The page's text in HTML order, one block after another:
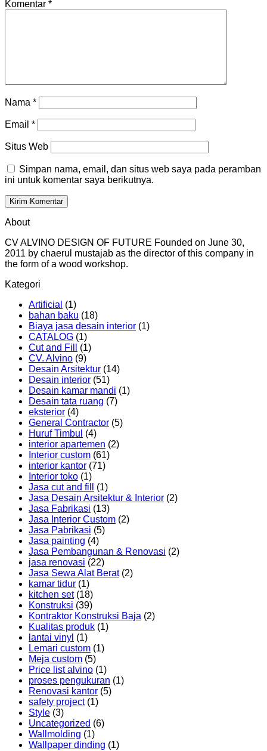
Komentar *
Nama *
Email *
Situs Web
Simpan nama, email, dan situs web saya pada peramban
ini untuk komentar saya berikutnya.
About
CV ALVINO DESIGN OF FUTURE Founded on June 30,
2011 by chaerul mustajab as the director of this company in
the form of a wood workshop.
Kategori
Artificial (1)
bahan baku (18)
Biaya jasa desain interior (1)
CATALOG (1)
Cut and Fill
(1)
CV. Alvino (9)
Desain Arsitektur (14)
Desain interior (51)
Desain kamar mandi (1)
Desain tata ruang (7)
eksterior (4)
General Contractor (5)
Huruf Timbul (4)
interior apartemen (2)
Interior custom (61)
interior kantor (71)
Interior toko (1)
Jasa cut and fill
(1)
Jasa Desain Arsitektur & Interior (2)
Jasa Fabrikasi (13)
Jasa Interior Custom (2)
Jasa Pabrikasi (5)
Jasa painting (4)
Jasa Pembangunan & Renovasi (2)
jasa renovasi (22)
Jasa Sewa Alat Berat(2)
kamar tidur (1)
kitchen set(18)
Konstruksi (39)
Kontraktor Konstruksi Baja (2)
Kualitas produk (1)
lantai vinyl (1)
Lemari custom (1)
Meja custom (5)
Price list alvino (1)
proses pengukuran (1)
Renovasi kantor (5)
safety project(1)
Style (3)
Uncategorized (6)
Wallmolding (1)
Wallpaper dinding (1)